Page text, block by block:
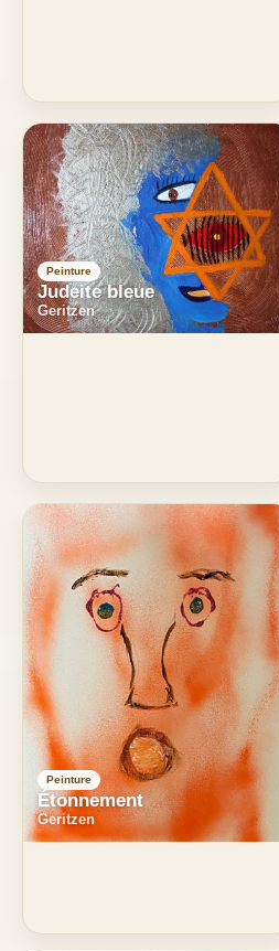
Peinture
Judeite bleue
Geritzen
Peinture
Étonnement
Geritzen